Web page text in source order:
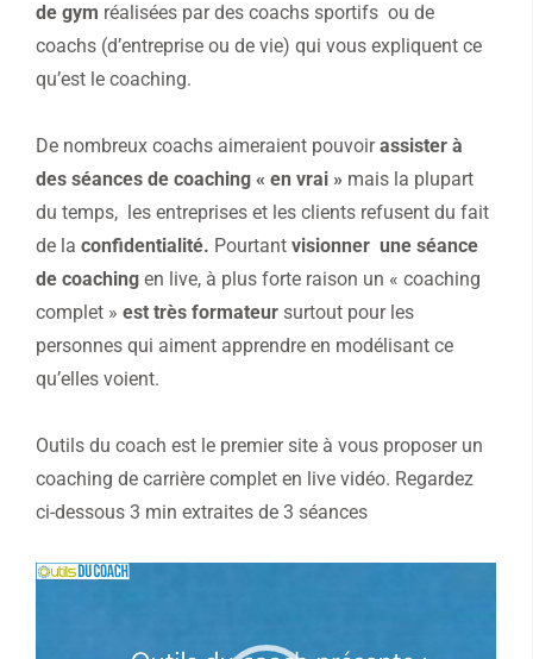
de gym réalisées par des coachs sportifs ou de
coachs (d’entreprise ou de vie) qui vous expliquent ce
qu’est le coaching.
De nombreux coachs aimeraient pouvoirassister à
des séances de coaching « en vrai » mais la plupart
du temps, les entreprises et les clients refusent du fait
de la confidentialité. Pourtant visionner une séance
de coaching en live, à plus forte raison un « coaching
complet » est très formateur surtout pour les
personnes qui aiment apprendre en modélisant ce
qu’elles voient.
Outils du coach est le premier site à vous proposer un
coaching de carrière complet en live vidéo. Regardez
ci-dessous 3 min extraites de 3 séances
Lecteur